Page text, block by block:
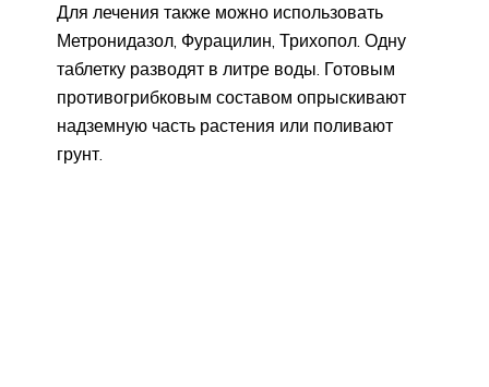
Для лечения также можно использовать
Метронидазол, Фурацилин, Трихопол. Одну
таблетку разводят в литре воды. Готовым
противогрибковым составом опрыскивают
надземную часть растения или поливают
грунт.